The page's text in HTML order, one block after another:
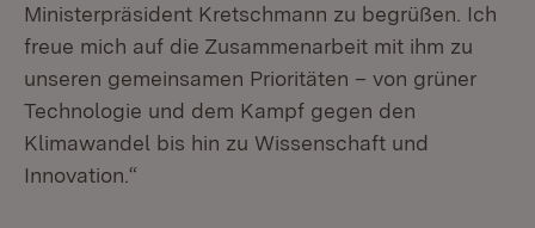
Ministerpräsident Kretschmann zu begrüßen. Ich
freue mich auf die Zusammenarbeit mit ihm zu
unseren gemeinsamen Prioritäten – von grüner
Technologie und dem Kampf gegen den
Klimawandel bis hin zu Wissenschaft und
Innovation.“